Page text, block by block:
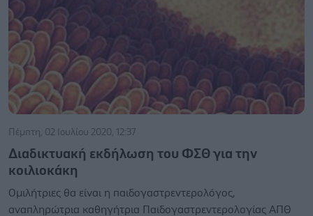
Πέμπτη, 02 Ιουλίου 2020, 12:37
Διαδικτυακή εκδήλωση του ΦΣΘ για την
κοιλιοκάκη
Ομιλήτριες θα είναι η παιδογαστρεντερολόγος,
αναπληρώτρια καθηγήτρια Παιδογαστρεντερολογίας ΑΠΘ